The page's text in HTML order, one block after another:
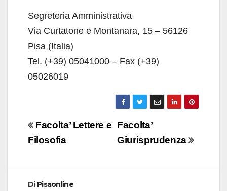
Segreteria Amministrativa
Via Curtatone e Montanara, 15 – 56126
Pisa (Italia)
Tel. (+39) 05041000 – Fax (+39)
05026019
Navigazione
articoli
Facolta’
Giurisprudenza
Facolta’ Lettere e
Filosofia
Di Pisaonline